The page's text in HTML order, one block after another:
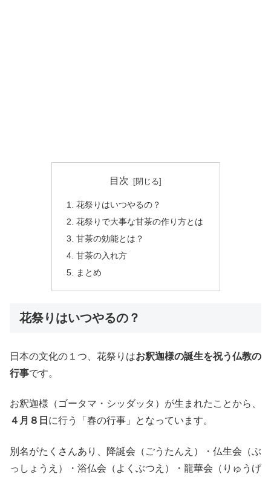
目次
花祭りはいつやるの？
花祭りで大事な甘茶の作り方とは
甘茶の効能とは？
甘茶の入れ方
まとめ
花祭りはいつやるの？
日本の文化の１つ、花祭りはお釈迦様の誕生を祝う仏教の
行事です。
お釈迦様（ゴータマ・シッダッタ）が生まれたことから、
４月８日 に行う「春の行事」となっています。
別名がたくさんあり、降誕会（ごうたんえ）・仏生会（ぶ
っしょうえ）・浴仏会（よくぶつえ）・龍華会（りゅうげ